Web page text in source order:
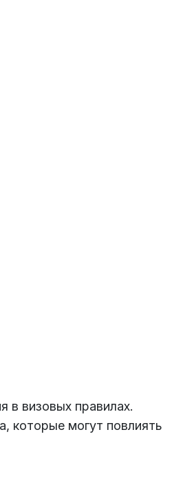
в визовых правилах.
которые могут повлиять